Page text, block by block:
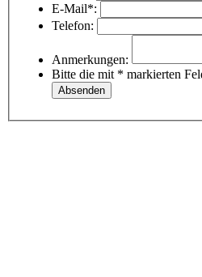
E-Mail*:
Telefon:
Anmerkungen:
Bitte die mit * markierten